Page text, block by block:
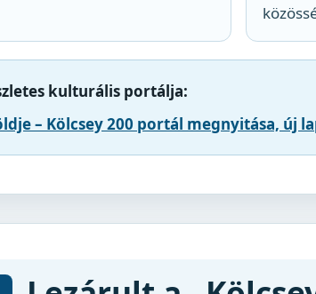
kulturális portálja:
– Kölcsey 200 portál megnyitása, új